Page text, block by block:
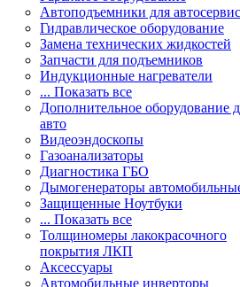
Автоподъемники для
Гидравлическое оборудование
Замена технических жидкостей
Запчасти для подъемников
Индукционные нагреватели
... Показать все
Дополнительное оборудование
авто
Видеоэндоскопы
Газоанализаторы
Диагностика ГБО
Дымогенераторы
Защищенные Ноутбуки
... Показать все
Толщиномеры лакокрасочного
покрытия ЛКП
Аксессуары
Автомобильные инверторы